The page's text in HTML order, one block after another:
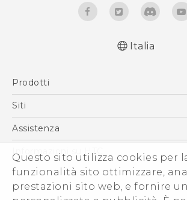
Questo sito utilizza cookies per
funzionalità sito ottimizzare,
prestazioni sito web, e fornire
User manual
Italia
Prodotti
Smartphone
Vive
Accessori
Siti
HTC VIVE
Assistenza
Ecommerce Assistenza
Informazioni su HTC
ESG
Uffici Commerciali